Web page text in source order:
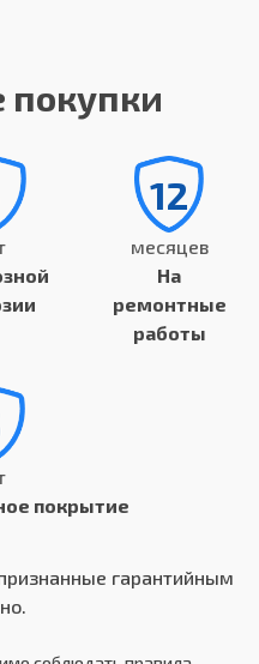
покупки
12
месяцев
На
ремонтные
работы
покрытие
гарантийным